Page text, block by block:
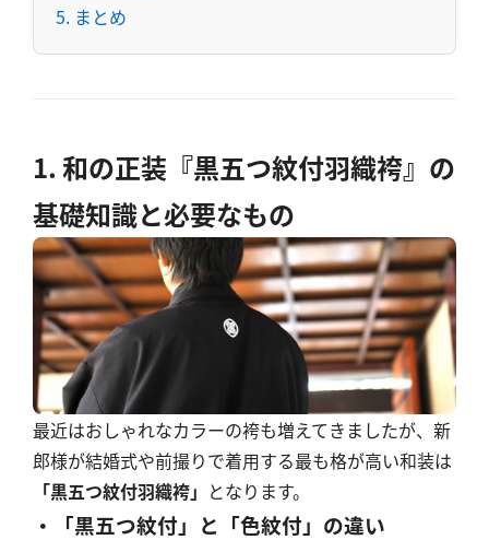
5. まとめ
1. 和の正装『黒五つ紋付羽織袴』の
基礎知識と必要なもの
最近はおしゃれなカラーの袴も増えてきましたが、新
郎様が結婚式や前撮りで着用する最も格が高い和装は
「黒五つ紋付羽織袴」 となります。
・「黒五つ紋付」と「色紋付」の違い